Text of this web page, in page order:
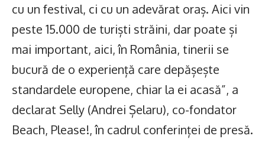
cu un festival, ci cu un adevărat oraș. Aici vin
peste 15.000 de turiști străini, dar poate și
mai important, aici, în România, tinerii se
bucură de o experiență care depășește
standardele europene, chiar la ei acasă”, a
declarat Selly (Andrei Șelaru), co-fondator
Beach, Please!, în cadrul conferinței de presă.